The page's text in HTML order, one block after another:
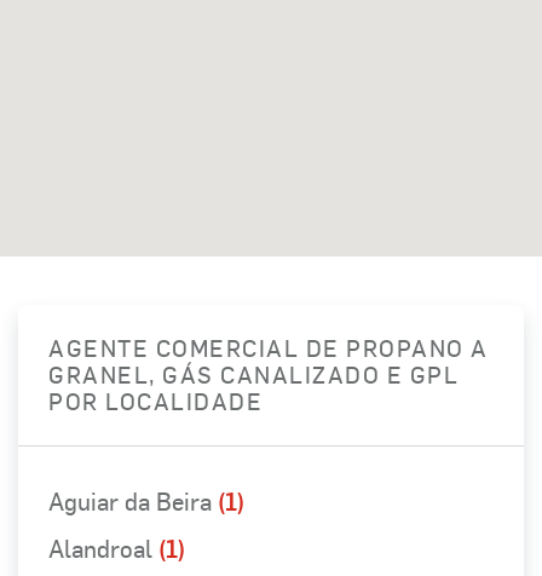
AGENTE COMERCIAL DE PROPANO A
GRANEL, GÁS CANALIZADO E GPL
POR LOCALIDADE
Aguiar da Beira (1)
Alandroal (1)